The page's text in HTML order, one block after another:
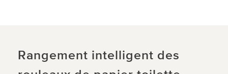
Rangement intelligent des